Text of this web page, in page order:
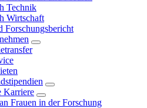
Technik
Wirtschaft
Forschungsbericht
Karriere
Frauen in der Forschung